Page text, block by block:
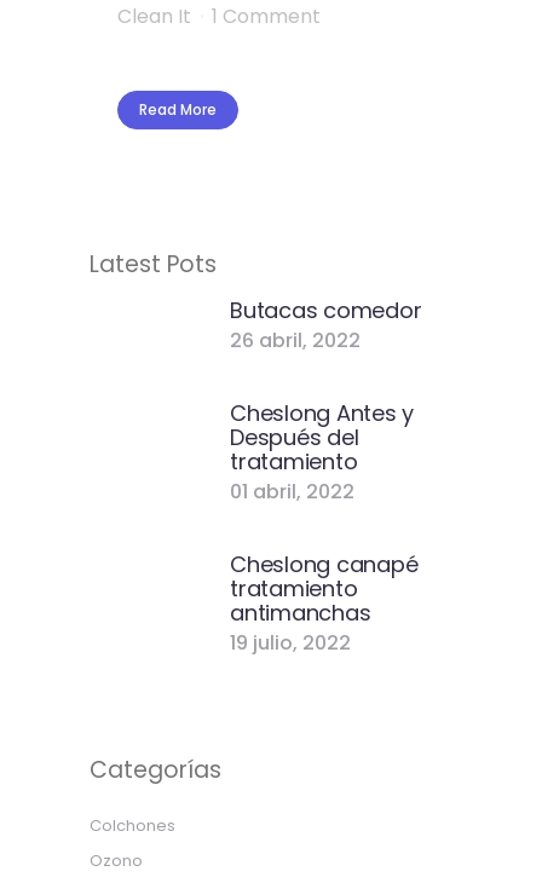
Clean It
1 Comment
Read More
Latest Pots
Butacas comedor
26 abril, 2022
Cheslong Antes y
Después del
tratamiento
01 abril, 2022
Cheslong canapé
tratamiento
antimanchas
19 julio, 2022
Categorías
Colchones
Ozono